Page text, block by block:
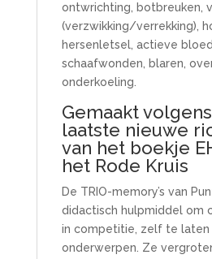
ontwrichting, botbreuken,
(verzwikking/verrekking),
hersenletsel, actieve
schaafwonden, blaren,
onderkoeling.
Gemaakt
laatste nieuwe
van het boekje
het Rode Kruis
De TRIO-memory’s van
didactisch hulpmiddel om
in competitie, zelf te laten
onderwerpen. Ze